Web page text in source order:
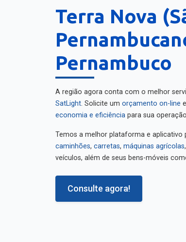
Terra Nova
Pernambuco
A região agora conta com o melhor
SatLight . Solicite um orçamento on-line
economia e eficiência
para sua
Temos a melhor plataforma e aplicativo
caminhões
carretas máquinas agrícolas
veículos, além de seus bens-móveis
Consulte agora!